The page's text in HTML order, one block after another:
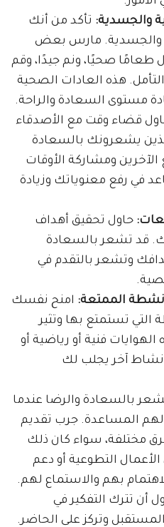
والجسدية: تأكد من أنك
والجسدية. مارس بعض
طعامًا صحيًا، ونم جيدًا، وقم
هذه العادات الصحية
مستوى السعادة والراحة.
قضاء وقت مع الأصدقاء
يشعرونك بالسعادة
الآخرين ومشاركة الأوقات
في رفع معنوياتك وزيادة
حاول تحقيق أهداف
قد تشعر بالسعادة
وتشعر بالتقدم في
الممتعة: امنح نفسك
التي تستمتع بها وتثير
فنية أو رياضية أو
نشاط آخر يجلب لك
بالسعادة والرضا عندما
لهم المساعدة. جرب تقديم
مختلفة، سواء كان ذلك
التطوعية أو دعم
بهم والاستماع لهم.
أن تترك التفكير في
وتركز على الحاضر.